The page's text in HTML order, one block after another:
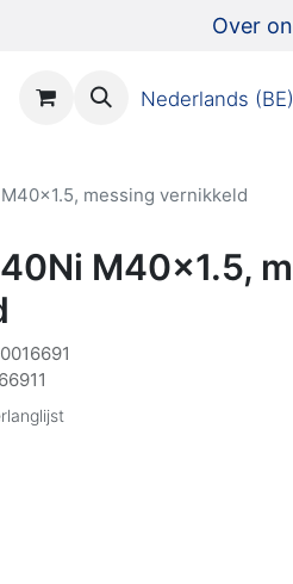
Over
Nederlands (BE)
messing vernikkeld
M40x1.5,